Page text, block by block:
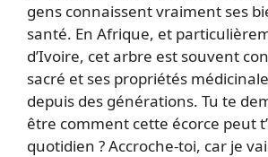
gens connaissent vraiment ses
santé. En Afrique, et
d’Ivoire, cet arbre est souvent
sacré et ses propriétés
depuis des générations. Tu te
être comment cette écorce peut
quotidien ? Accroche-toi, car je